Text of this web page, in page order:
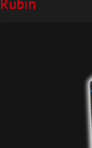
Rubin